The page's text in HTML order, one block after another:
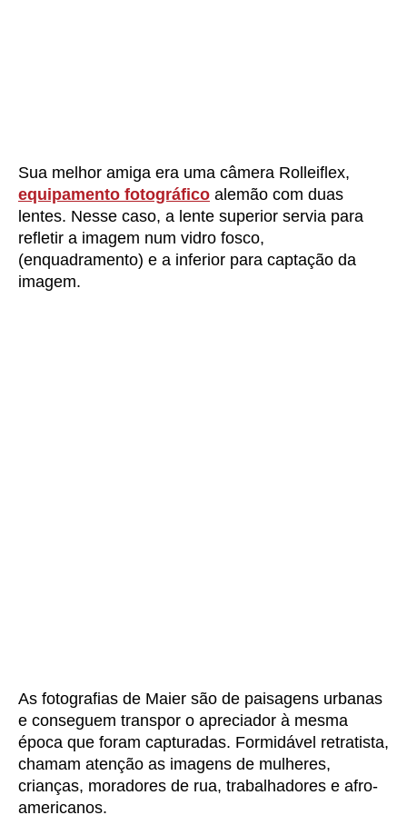
Sua melhor amiga era uma câmera Rolleiflex,
equipamento fotográfico alemão com duas
lentes. Nesse caso, a lente superior servia para
refletir a imagem num vidro fosco,
(enquadramento) e a inferior para captação da
imagem.
As fotografias de Maier são de paisagens urbanas
e conseguem transpor o apreciador à mesma
época que foram capturadas. Formidável retratista,
chamam atenção as imagens de mulheres,
crianças, moradores de rua, trabalhadores e afro-
americanos.